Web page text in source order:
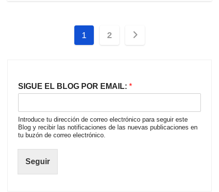
Paginación
1 2
SIGUE EL BLOG POR EMAIL: *
Introduce tu dirección de correo electrónico para seguir este
Blog y recibir las notificaciones de las nuevas publicaciones en
tu buzón de correo electrónico.
Seguir